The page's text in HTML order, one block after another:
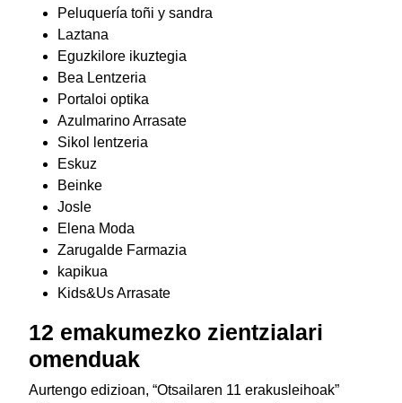
Peluquería toñi y sandra
Laztana
Eguzkilore ikuztegia
Bea Lentzeria
Portaloi optika
Azulmarino Arrasate
Sikol lentzeria
Eskuz
Beinke
Josle
Elena Moda
Zarugalde Farmazia
kapikua
Kids&Us Arrasate
12 emakumezko zientzialari
omenduak
Aurtengo edizioan, “Otsailaren 11 erakusleihoak”